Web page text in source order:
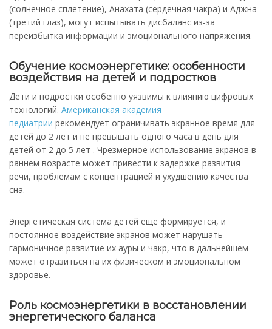
(солнечное сплетение), Анахата (сердечная чакра) и Аджна
(третий глаз), могут испытывать дисбаланс из-за
переизбытка информации и эмоционального напряжения.​
Обучение космоэнергетике: особенности
воздействия на детей и подростков
Дети и подростки особенно уязвимы к влиянию цифровых
технологий. Американская академия
педиатрии рекомендует ограничивать экранное время для
детей до 2 лет и не превышать одного часа в день для
детей от 2 до 5 лет . Чрезмерное использование экранов в
раннем возрасте может привести к задержке развития
речи, проблемам с концентрацией и ухудшению качества
сна. ​
Энергетическая система детей ещё формируется, и
постоянное воздействие экранов может нарушать
гармоничное развитие их ауры и чакр, что в дальнейшем
может отразиться на их физическом и эмоциональном
здоровье.​
Роль космоэнергетики в восстановлении
энергетического баланса